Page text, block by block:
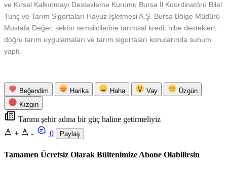
ve Kırsal Kalkınmayı Destekleme Kurumu Bursa İl Koordinatörü Bilal
Tunç ve Tarım Sigortaları Havuz İşletmesi A.Ş. Bursa Bölge Müdürü
Mustafa Değer, sektör temsilcilerine tarımsal kredi, hibe destekleri,
doğru tarım uygulamaları ve tarım sigortaları konularında sunum
yaptı.
Beğendim Harika Haha Vay
Üzgün
Kızgın
Tarımı şehir adına bir güç haline getirmeliyiz
+
- 0 Paylaş
Tamamen Ücretsiz Olarak Bültenimize Abone Olabilirsin